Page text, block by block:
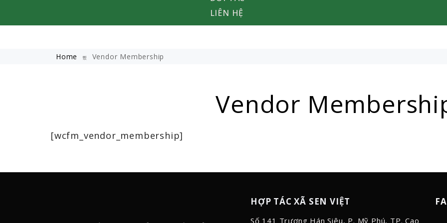
LIÊN HỆ
Home Vendor Membership
Vendor
[wcfm_vendor_membership]
HỢP TÁC XÃ SEN VIỆT
Số 141 Trương Hán Siêu, P. Mỹ Phú, TP. Cao